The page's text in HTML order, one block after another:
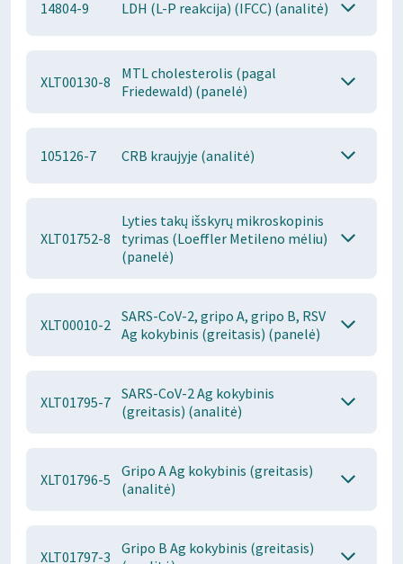
14804-9 LDH (L-P reakcija) (IFCC) (analitė)
XLT00130-8
MTL cholesterolis (pagal
Friedewald) (panelė)
105126-7 CRB kraujyje (analitė)
XLT01752-8
Lyties takų išskyrų mikroskopinis
tyrimas (Loeffler Metileno mėliu)
(panelė)
XLT00010-2 SARS-CoV-2, gripo A, gripo B, RSV
Ag kokybinis (greitasis) (panelė)
XLT01795-7 SARS-CoV-2 Ag kokybinis
(greitasis) (analitė)
XLT01796-5
Gripo A Ag kokybinis (greitasis)
(analitė)
XLT01797-3
Gripo B Ag kokybinis (greitasis)